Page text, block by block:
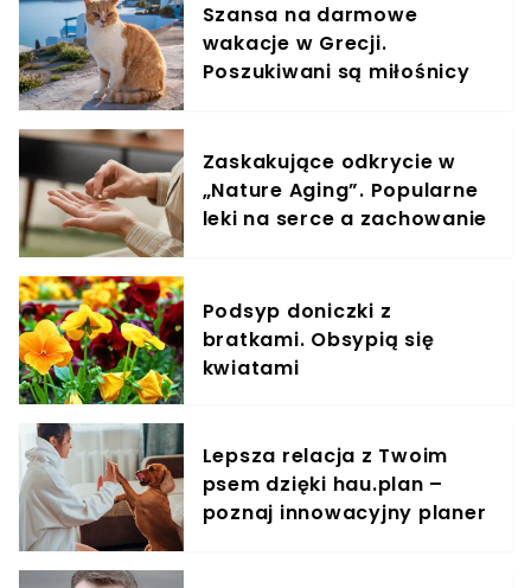
Szansa na darmowe
wakacje w Grecji.
Poszukiwani są miłośnicy
Zaskakujące odkrycie w
„Nature Aging”. Popularne
leki na serce a zachowanie
Podsyp doniczki z
bratkami. Obsypią się
kwiatami
Lepsza relacja z Twoim
psem dzięki hau.plan –
poznaj innowacyjny planer